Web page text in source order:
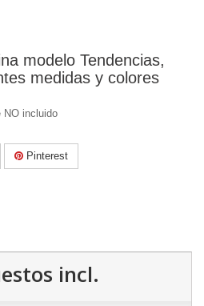
modelo Tendencias,
medidas y colores
NO incluido
Pinterest
incl.